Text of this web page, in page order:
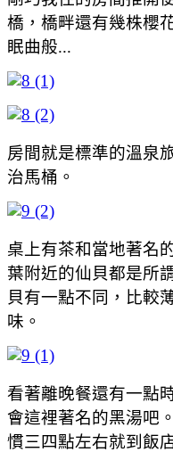
橋，橋畔還有幾株櫻
眠曲般...
房間就是標準的溫泉
治馬桶。
桌上有茶和當地著名
葉附近的仙貝都是所
貝有一點不同，比較
味。
看著離晚餐還有一點
會這裡著名的黑湯吧
慣三四點左右就到飯